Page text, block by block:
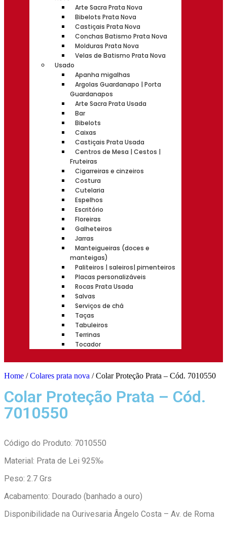
Arte Sacra Prata Nova
Bibelots Prata Nova
Castiçais Prata Nova
Conchas Batismo Prata Nova
Molduras Prata Nova
Velas de Batismo Prata Nova
Usado
Apanha migalhas
Argolas Guardanapo | Porta
Guardanapos
Arte Sacra Prata Usada
Bar
Bibelots
Caixas
Castiçais Prata Usada
Centros de Mesa | Cestos |
Fruteiras
Cigarreiras e cinzeiros
Costura
Cutelaria
Espelhos
Escritório
Floreiras
Galheteiros
Jarras
Manteigueiras (doces e
manteigas)
Paliteiros | saleiros| pimenteiros
Placas personalizáveis
Rocas Prata Usada
Salvas
Serviços de chá
Taças
Tabuleiros
Terrinas
Tocador
Home /Colares prata nova / Colar Proteção Prata – Cód. 7010550
Colar Proteção Prata – Cód.
7010550
Código do Produto: 7010550
Material: Prata de Lei 925‰
Peso: 2.7 Grs
Acabamento: Dourado (banhado a ouro)
Disponibilidade na Ourivesaria Ângelo Costa – Av. de Roma